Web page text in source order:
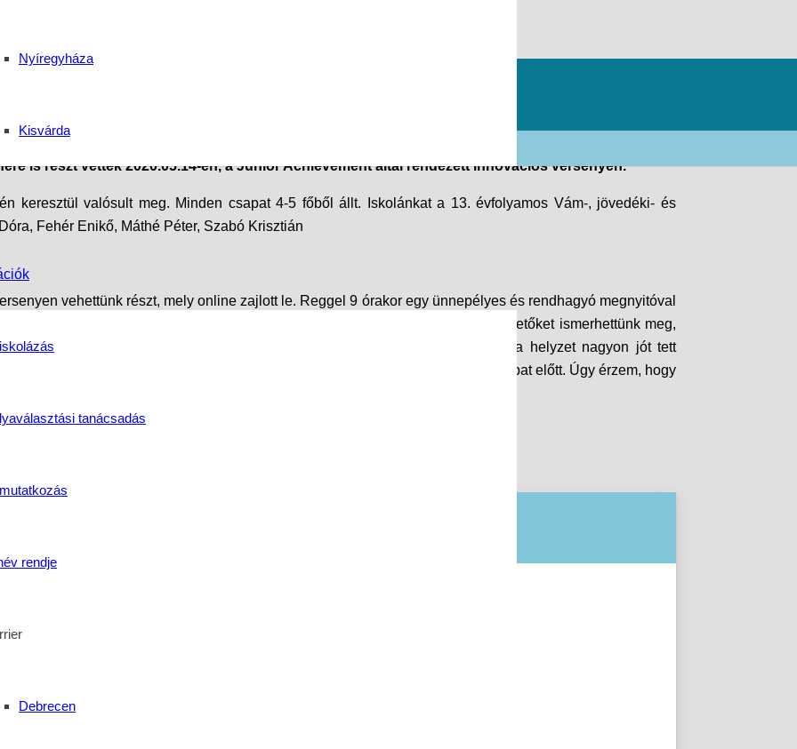
Nyíregyháza
Kisvárda
tanácsadás
rendje
Debrecen
is részt vettek 2020.05.14-én, a Junior Achievement által rendezett innovációs versenyen.
keresztül valósult meg. Minden csapat 4-5 főből állt. Iskolánkat a 13. évfolyamos Vám-, jövedéki- és
Fehér Enikő, Máthé Péter, Szabó Krisztián
vehettünk részt, mely online zajlott le. Reggel 9 órakor egy ünnepélyes és rendhagyó megnyitóval
is, hogy ZOOM-on online zajlott le a verseny. Neves mentorokat és cégvezetőket ismerhettünk meg,
egy csapatban, egésznap közösen ötleteltünk és dolgoztunk. Ebben a helyzet nagyon jót tett
élő zoom-on keresztüladtuk elő az ötletünket a mentorok, zsűrik és a többi csapat előtt. Úgy érzem, hogy
aznap, rengeteg új ötlettel gazdagodtunk.”
és Termékdíj ügyintéző képzés
Nap Debrecenben